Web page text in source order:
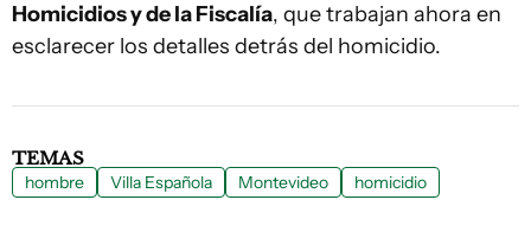
Homicidios y de la Fiscalía, que trabajan ahora en
esclarecer los detalles detrás del homicidio.
TEMAS
hombre Villa Española Montevideo homicidio